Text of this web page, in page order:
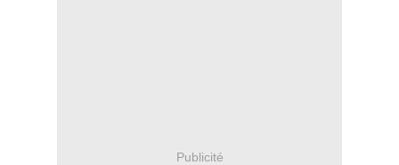
Publicité